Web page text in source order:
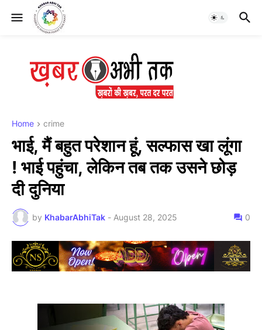
Home crime
भाई, मैं बहुत परेशान हूं, सल्फास खा लूंगा
! भाई पहुंचा, लेकिन तब तक उसने छोड़
दी दुनिया
by KhabarAbhiTak - August 28, 2025 0